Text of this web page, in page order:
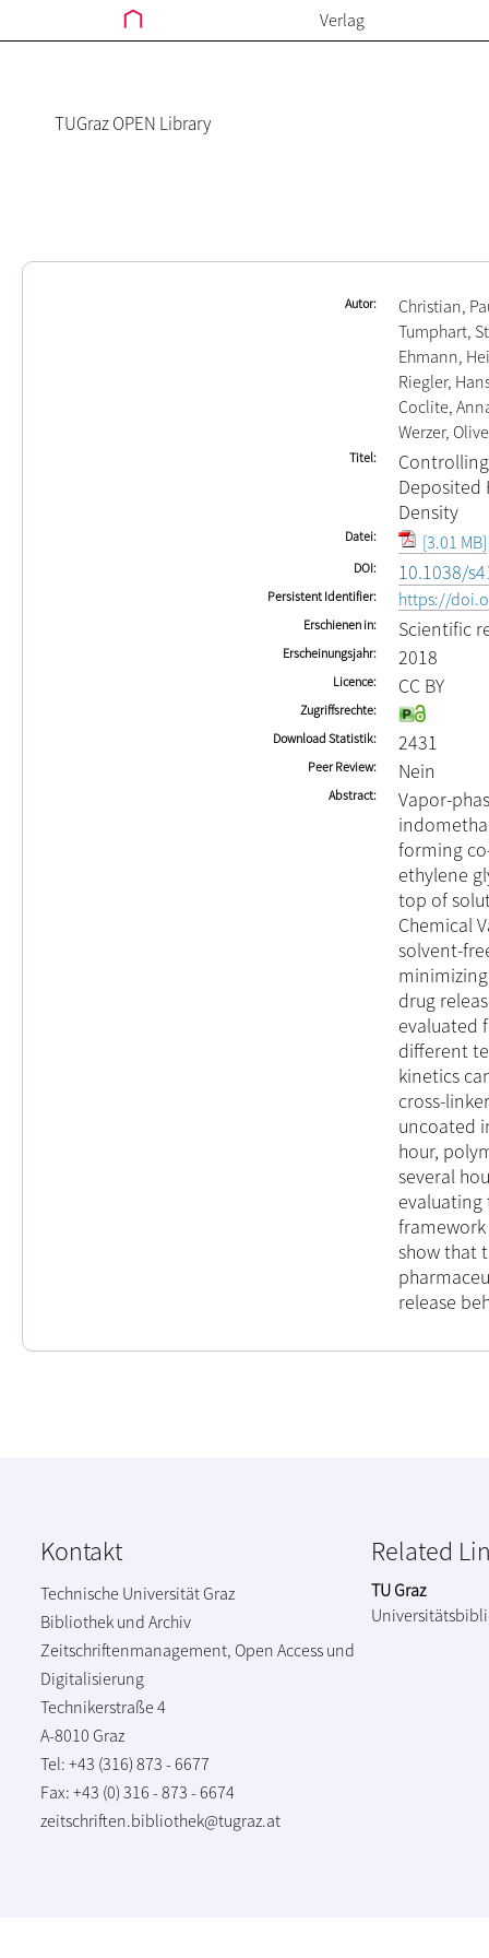
Verlag
TUGraz OPEN Library
Autor
Christian,
Tumphart,
Ehmann,
Riegler,
Coclite,
Werzer,
Titel
Deposited
Density
Datei [3.01 MB]
DOI 10.1038/
Persistent Identifier https://
Erschienen in Scientific
Erscheinungsjahr 2018
Licence CC BY
Zugriffsrechte
Download Statistik
2431
Peer Review Nein
Abstract
Vapor-
forming
ethylene
top of
Chemical
solvent-
drug
evaluated
different
kinetics
cross-
uncoated
hour,
several
show that
release
Kontakt
Technische Universität Graz
Bibliothek und Archiv
Zeitschriftenmanagement, Open Access und
Digitalisierung
Technikerstraße 4
A-8010 Graz
Tel: +43 (316) 873 - 6677
Fax: +43 (0) 316 - 873 - 6674
zeitschriften.bibliothek@tugraz.at
Related
TU Graz